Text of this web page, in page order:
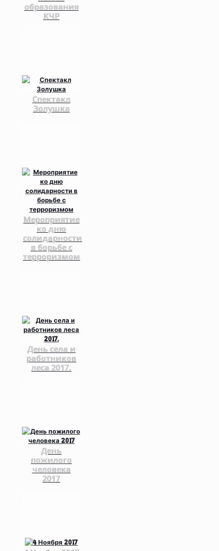
образования
КЧР
Спектакл
Золушка
Мероприятие
ко дню
солидарности
в борьбе с
терроризмом
День села и
работников
леса 2017.
День
пожилого
человека
2017